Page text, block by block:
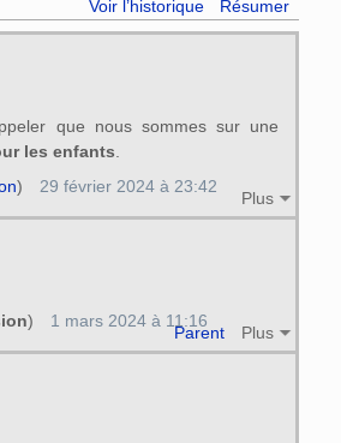
Voir l’historique Résumer
que nous sommes sur une
les enfants
Plus
) 29 février 2024 à 23:42
Parent Plus
) 1 mars 2024 à 11:16